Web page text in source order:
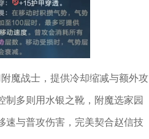
魔战士，提供冷却缩减与额外攻
多则用水银之靴，附魔选家园
速与普攻伤害，完美契合赵信技